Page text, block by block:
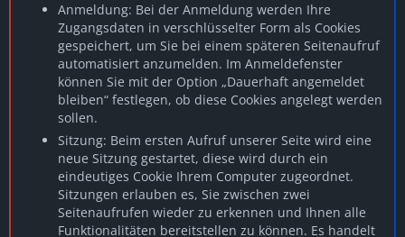
Anmeldung: Bei der Anmeldung werden Ihre
Zugangsdaten in verschlüsselter Form als Cookies
gespeichert, um Sie bei einem späteren Seitenaufruf
automatisiert anzumelden. Im Anmeldefenster
können Sie mit der Option „Dauerhaft angemeldet
bleiben“ festlegen, ob diese Cookies angelegt werden
sollen.
Sitzung: Beim ersten Aufruf unserer Seite wird eine
neue Sitzung gestartet, diese wird durch ein
eindeutiges Cookie Ihrem Computer zugeordnet.
Sitzungen erlauben es, Sie zwischen zwei
Seitenaufrufen wieder zu erkennen und Ihnen alle
Funktionalitäten bereitstellen zu können. Es handelt